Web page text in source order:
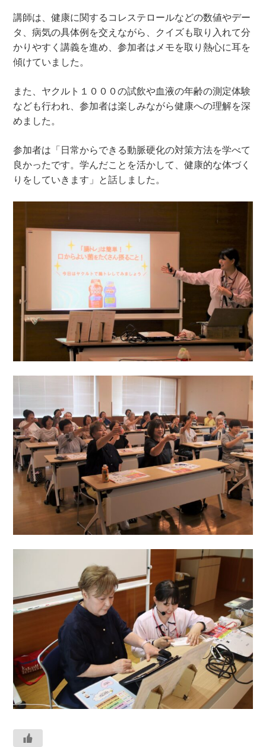
講師は、健康に関するコレステロールなどの数値やデー
タ、病気の具体例を交えながら、クイズも取り入れて分
かりやすく講義を進め、参加者はメモを取り熱心に耳を
傾けていました。
また、ヤクルト１０００の試飲や血液の年齢の測定体験
なども行われ、参加者は楽しみながら健康への理解を深
めました。
参加者は「日常からできる動脈硬化の対策方法を学べて
良かったです。学んだことを活かして、健康的な体づく
りをしていきます」と話しました。